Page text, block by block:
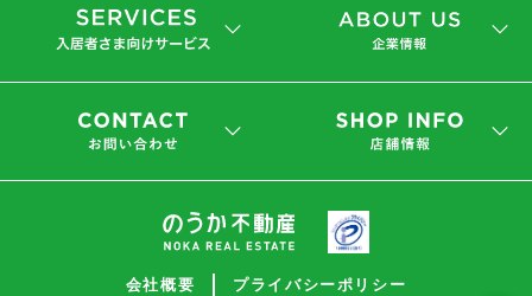
会社概要 プライバシーポリシー